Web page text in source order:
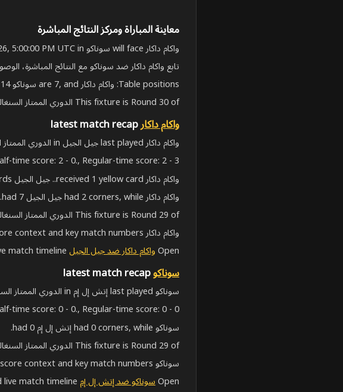
معاينة المباراة ومركز النتائج المباشرة
واكام داكار will face سوناكو on Jun 4, 2026, 5:00:00 PM UTC in الدوري الممتاز السنغالي.
تابع واكام داكار ضد سوناكو مع النتائج المباشرة،
Table positions: واكام داكار are 7, and سوناكو are 14.
This fixture is Round 30 of الدوري الممتاز السنغالي.
واكام داكارlatest match recap
واكام داكار last played جيل الجيل in الدوري الممتاز السنغالي on May 22, 2026, 5:00:00 PM UTC. The match finished 2 - 3 (خسارة).
time score: 2 - 0., Regular-time score: 2 - 3..
واكام داكار received 1 yellow card.. جيل الجيل received 4 yellow cards.
واكام داكار had 2 corners, while جيل الجيل had 7.
This fixture is Round 29 of الدوري الممتاز السنغالي.
واكام داكار stats show recent H2H matches, live-score context and key match numbers.
Openواكام داكار ضد جيل الجيل
سوناكو
سوناكو last played إتش إل إم in الدوري الممتاز السنغالي on May 22, 2026, 5:00:00 PM UTC. The match finished 0 - 0 (تعادل).
time score: 0 - 0., Regular-time score: 0 - 0..
سوناكو had 0 corners, while إتش إل إم had 0.
This fixture is Round 29 of الدوري الممتاز السنغالي.
سوناكو stats show recent H2H matches, live-score context and key match numbers.
Openسوناكو ضد إتش إل إم